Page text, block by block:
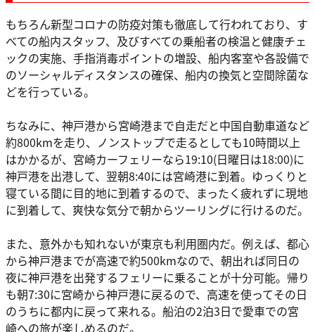
もちろん新型コロナの防疫対策も徹底して行われており、す
べての船内スタッフ、及びすべての乗船者の検温と健康チェ
ックの実施、手指消毒ポイントの増設、船内客室や各設備で
のソーシャルディスタンスの確保、船内の換気と空間除菌な
どを行っている。
ちなみに、神戸港から宮崎港まで自走だと中国自動車道など
約800kmを走り、ノンストップで走るとしても10時間以上
はかかるが、宮崎カーフェリーなら19:10(日曜日は18:00)に
神戸港を出港して、翌朝8:40には宮崎港に到着。ゆっくりと
寝ている間に目的地に到着するので、まったく疲れずに現地
に到着して、爽快な気分で朝からツーリングに行けるのだ。
また、意外かも知れないが東京も利用圏内だ。例えば、都心
から神戸港までが高速で約500kmなので、朝出れば同日の
夜に神戸港を出発するフェリーに乗ることが十分可能。帰り
も朝7:30に宮崎から神戸港に戻るので、高速を使ってその日
のうちに都内に戻って来れる。船泊の2泊3日で愛車での宮
崎への旅が楽しめるのだ。